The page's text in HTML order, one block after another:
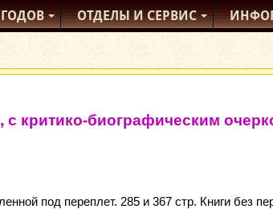
ОТДЕЛЫИ СЕРВИС
критико-биографическим
под переплет. 285 и 367 стр. Книги без